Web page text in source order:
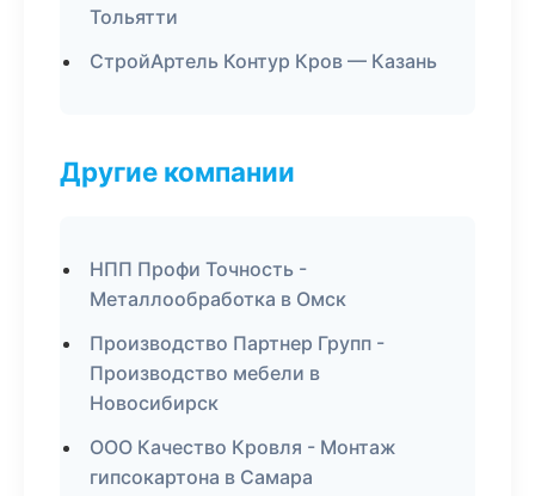
Тольятти
СтройАртель Контур Кров — Казань
Другие компании
НПП Профи Точность -
Металлообработка в Омск
Производство Партнер Групп -
Производство мебели в
Новосибирск
ООО Качество Кровля - Монтаж
гипсокартона в Самара